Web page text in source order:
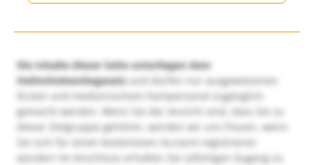
Die Inhalte dieser Seite unterliegen dem
Heilmittelwerbegesetzund dürfen nur ausgewiesenen
Ärzten und medizinischem Fachpersonal zugänglich
gemacht werden. Wenn Sie der Ansicht sind, dass Sie zu
dieser Zielgruppe gehören, würden wir uns freuen, wenn
Sie sich für einen kostenlosen Account registrieren
würden! Im Anschluss erhalten Sie sofortigen Zugang zu